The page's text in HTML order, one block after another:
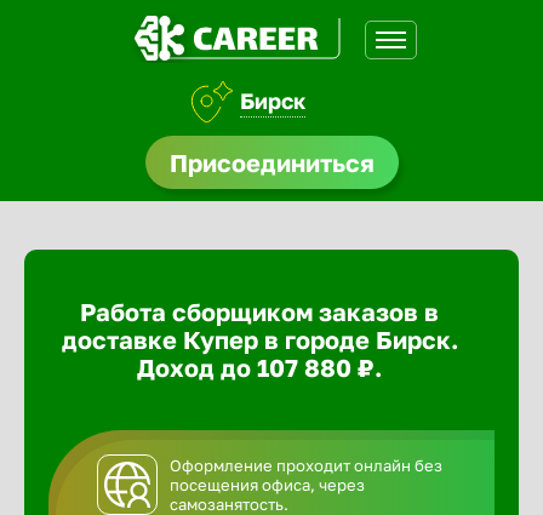
Бирск
Присоединиться
Работа сборщиком заказов в
доставке Купер в городе Бирск.
Доход до 107 880 ₽.
Оформление проходит онлайн без
посещения офиса, через
самозанятость.